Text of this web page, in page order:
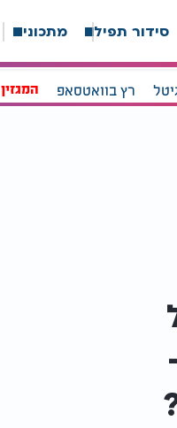
סידור תפילה מתכונים
רץ בוואטסאפ המגזין